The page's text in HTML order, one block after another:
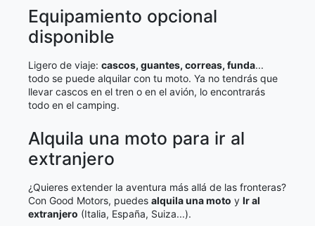
Equipamiento opcional
disponible
Ligero de viaje: cascos, guantes, correas, funda...
todo se puede alquilar con tu moto. Ya no tendrás que
llevar cascos en el tren o en el avión, lo encontrarás
todo en el camping.
Alquila una moto para ir al
extranjero
¿Quieres extender la aventura más allá de las fronteras?
Con Good Motors, puedes alquila una moto y Ir al
extranjero (Italia, España, Suiza...).